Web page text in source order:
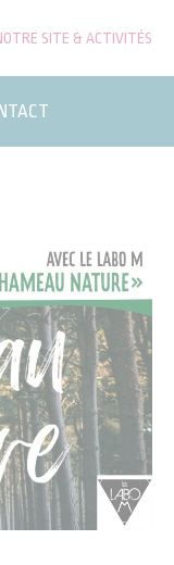
SITE & ACTIVITÉS